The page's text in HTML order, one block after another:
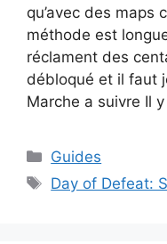
qu’avec des maps
méthode est
réclament des
débloqué et il faut
Marche a suivre Il
Catégories
Guides
Étiquettes
Day of Defeat: